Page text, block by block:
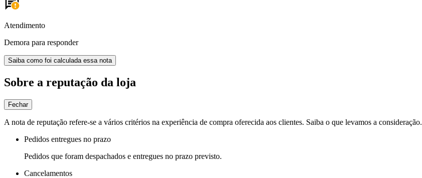
Atendimento
Demora para responder
Saiba como foi calculada essa nota
Sobre a reputação da loja
Fechar
A nota de reputação refere-se a vários critérios na experiência de compra oferecida aos clientes. Saiba o que levamos a consideração.
Pedidos entregues no prazo
Pedidos que foram despachados e entregues no prazo previsto.
Cancelamentos